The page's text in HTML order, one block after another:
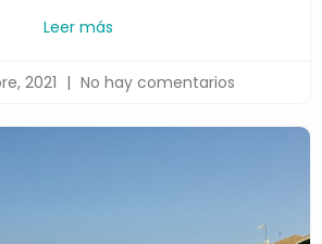
Leer más
2021 No hay comentarios